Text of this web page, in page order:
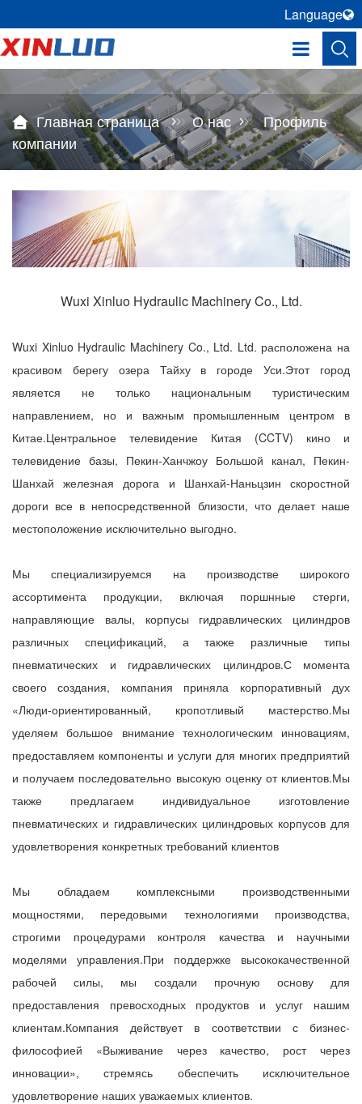
Главная страница О нас
Профиль
компании
Wuxi Xinluo Hydraulic Machinery Co., Ltd.
Wuxi Xinluo Hydraulic Machinery Co., Ltd. Ltd. расположена на
красивом берегу озера Тайху в городе Уси.Этот город
является не только национальным туристическим
направлением, но и важным промышленным центром в
Китае.Центральное телевидение Китая (CCTV) кино и
телевидение базы, Пекин-Ханчжоу Большой канал, Пекин-
Шанхай железная дорога и Шанхай-Наньцзин скоростной
дороги все в непосредственной близости, что делает наше
местоположение исключительно выгодно.
Мы специализируемся на производстве широкого
ассортимента продукции, включая поршнные стерги,
направляющие валы, корпусы гидравлических цилиндров
различных спецификаций, а также различные типы
пневматических и гидравлических цилиндров.С момента
своего создания, компания приняла корпоративный дух
«Люди-ориентированный, кропотливый мастерство.Мы
уделяем большое внимание технологическим инновациям,
предоставляем компоненты и услуги для многих предприятий
и получаем последовательно высокую оценку от клиентов.Мы
также предлагаем индивидуальное изготовление
пневматических и гидравлических цилиндровых корпусов для
удовлетворения конкретных требований клиентов
Мы обладаем комплексными производственными
мощностями, передовыми технологиями производства,
строгими процедурами контроля качества и научными
моделями управления.При поддержке высококачественной
рабочей силы, мы создали прочную основу для
предоставления превосходных продуктов и услуг нашим
клиентам.Компания действует в соответствии с бизнес-
философией «Выживание через качество, рост через
инновации», стремясь обеспечить исключительное
удовлетворение наших уважаемых клиентов.
Language